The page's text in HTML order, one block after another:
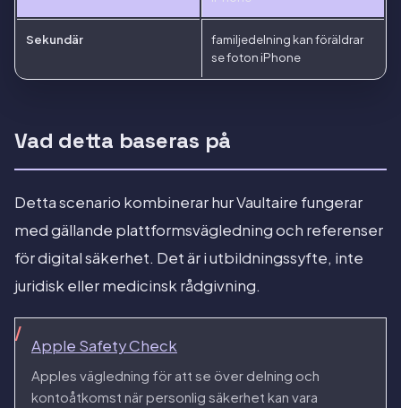
Sekundär
familjedelning kan föräldrar
se foton iPhone
Vad detta baseras på
Detta scenario kombinerar hur Vaultaire fungerar
med gällande plattformsvägledning och referenser
för digital säkerhet. Det är i utbildningssyfte, inte
juridisk eller medicinsk rådgivning.
Apple Safety Check
Apples vägledning för att se över delning och
kontoåtkomst när personlig säkerhet kan vara